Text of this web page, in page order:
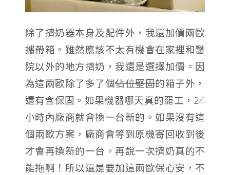
除了擠奶器本身及配件外，我還加價兩歐
攜帶箱。雖然應該不太有機會在家裡和醫
院以外的地方擠奶，我還是選擇加價。因
為這兩歐除了多了個佔位堅固的箱子外，
還有含保固。如果機器哪天真的罷工，24
小時內廠商就會換一台新的。如果沒有這
個兩歐方案，廠商會等到原機寄回收到後
才會再換新的一台。再說一次擠奶真的不
能拖啊！所以還是要加這兩歐保心安，不